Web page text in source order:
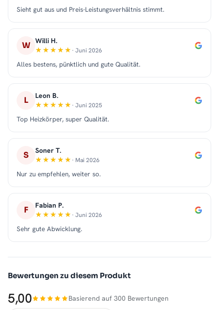
Sieht gut aus und Preis-Leistungsverhältnis stimmt.
W Willi H.
· Juni 2026
Alles bestens, pünktlich und gute Qualität.
L Leon B.
· Juni 2025
Top Heizkörper, super Qualität.
S Soner T.
· Mai 2026
Nur zu empfehlen, weiter so.
F Fabian P.
· Juni 2026
Sehr gute Abwicklung.
Bewertungen zu diesem Produkt
5,00 Basierend auf 300 Bewertungen